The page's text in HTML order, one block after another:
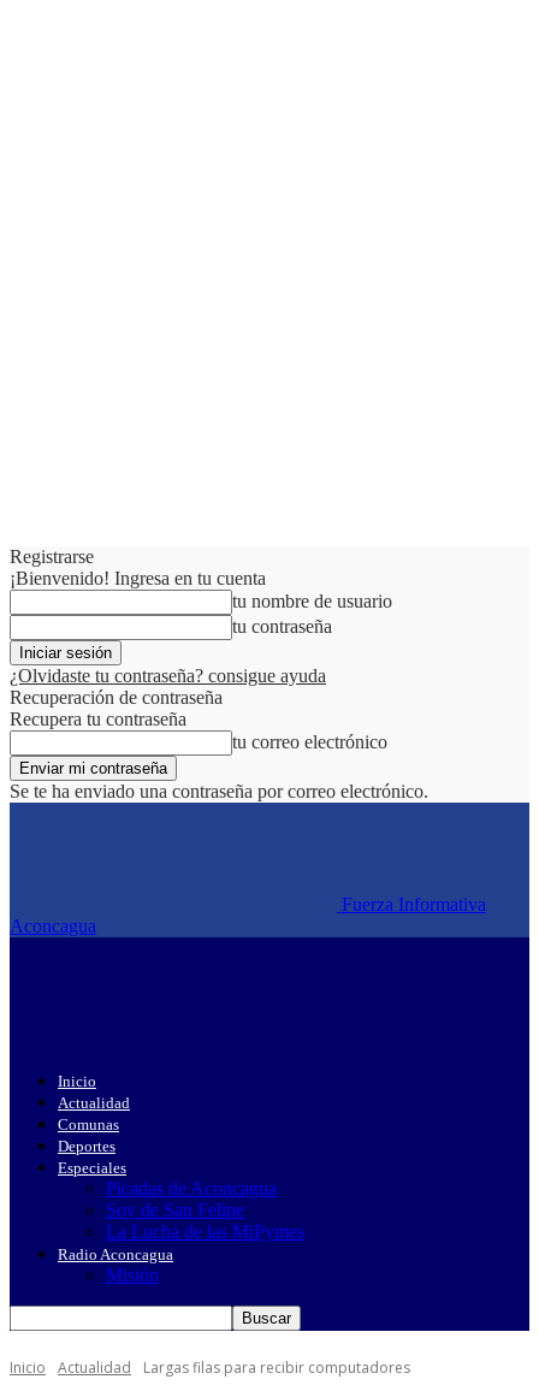
Registrarse
¡Bienvenido! Ingresa en tu cuenta
tu nombre de usuario
tu contraseña
¿Olvidaste tu contraseña? consigue ayuda
Recuperación de contraseña
Recupera tu contraseña
tu correo electrónico
Se te ha enviado una contraseña por correo electrónico.
Fuerza Informativa
Aconcagua
Inicio
Actualidad
Comunas
Deportes
Especiales
Picadas de Aconcagua
Soy de San Felipe
La Lucha de las MiPymes
Radio Aconcagua
Misión
Inicio Actualidad Largas filas para recibir computadores